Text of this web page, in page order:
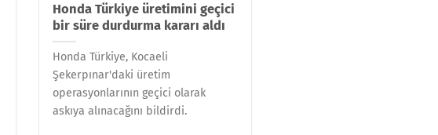
Honda Türkiye üretimini geçici
bir süre durdurma kararı aldı
Honda Türkiye, Kocaeli
Şekerpınar'daki üretim
operasyonlarının geçici olarak
askıya alınacağını bildirdi.